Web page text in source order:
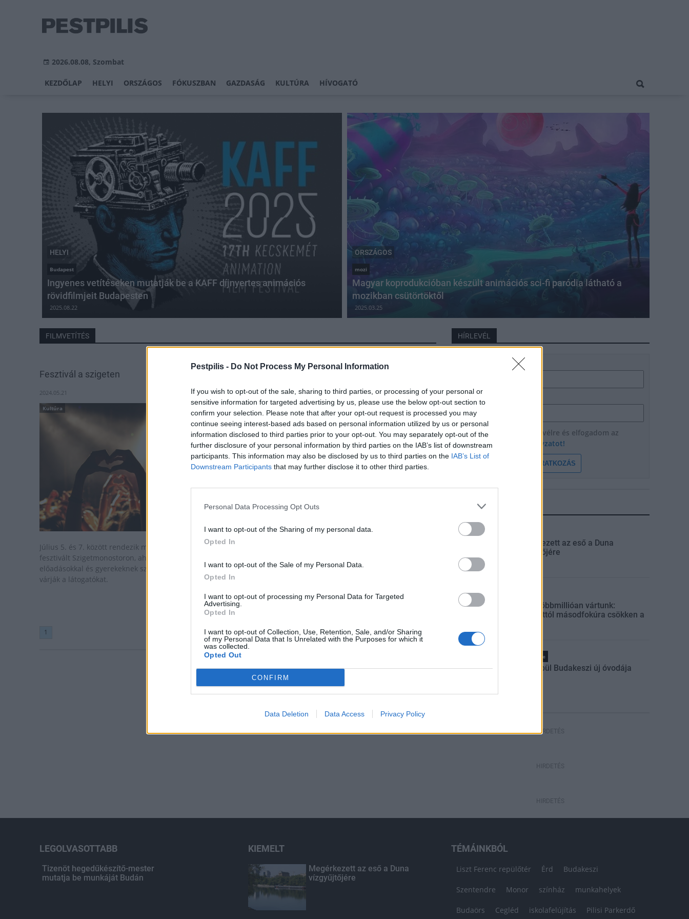
Pestpilis - Do Not Process My Personal Information
If you wish to opt-out of the sale, sharing to third parties, or processing of your personal or
sensitive information for targeted advertising by us, please use the below opt-out section to
confirm your selection. Please note that after your opt-out request is processed you may
continue seeing interest-based ads based on personal information utilized by us or personal
information disclosed to third parties prior to your opt-out. You may separately opt-out of the
further disclosure of your personal information by third parties on the IAB’s list of downstream
participants. This information may also be disclosed by us to third parties on the IAB’s List of
Downstream Participants that may further disclose it to other third parties.
Personal Data Processing Opt Outs
I want to opt-out of the Sharing of my personal data.
Opted In
I want to opt-out of the Sale of my Personal Data.
Opted In
I want to opt-out of processing my Personal Data for Targeted
Advertising.
Opted In
I want to opt-out of Collection, Use, Retention, Sale, and/or Sharing
of my Personal Data that Is Unrelated with the Purposes for which it
was collected.
Opted Out
CONFIRM
Data Deletion Data Access Privacy Policy
2026.08.08, Szombat
KEZDŐLAP HELYI ORSZÁGOS FÓKUSZBAN GAZDASÁG KULTÚRA HÍVOGATÓ
HELYI
Budapest
Ingyenes vetítéseken mutatják be a KAFF díjnyertes animációs
rövidfilmjeit Budapesten
2025.08.22
ORSZÁGOS
mozi
Magyar koprodukcióban készült animációs sci-fi paródia látható a
mozikban csütörtöktől
2025.03.25
FILMVETÍTÉS
Fesztivál a szigeten
2024.05.21
Kultúra
Július 5. és 7. között rendezik meg a Denagyvilág
fesztivált Szigetmonostoron, ahol koncertekkel, irodalmi
előadásokkal és gyerekeknek szóló programokkal is
várják a látogatókat.
Ingyenes filmklubhálózat indult országszerte a
2024.01.24
Nemzeti Filmintézet országos filmklubhálózatot indított,
vetítéssorozatokkal, felkészült filmklubvezetőkkel.
1
HÍRLEVÉL
E-mail cím
Feliratkozom a hírlevélre és elfogadom az
adatvédelmi szabályzatot!
FELIRATKOZÁS
LEGFRISSEBB
Megérkezett az eső a Duna
vízgyűjtőjére
Amire többmillióan vártunk:
szombattól másodfokúra csökken a
Pest megye
Fából épül Budakeszi új óvodája
HIRDETÉS
HIRDETÉS
HIRDETÉS
LEGOLVASOTTABB
Tizenöt hegedűkészítő-mester
mutatja be munkáját Budán
KIEMELT
Megérkezett az eső a Duna
vízgyűjtőjére
TÉMÁINKBÓL
Liszt Ferenc repülőtér Érd Budakeszi
Szentendre Monor színház munkahelyek
Budaörs Cegléd iskolafelújítás Pilisi Parkerdő